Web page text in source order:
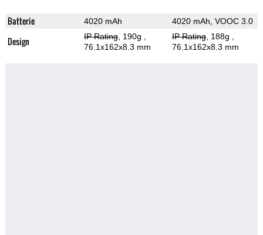
Batterie 4020 mAh 4020 mAh, VOOC 3.0
Design IP Rating, 190g
76.1x162x8.3 mm
IP Rating, 188g
76.1x162x8.3 mm